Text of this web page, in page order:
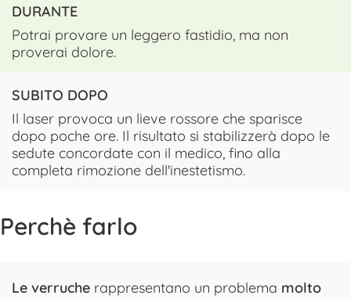
DURANTE
Potrai provare un leggero fastidio, ma non
proverai dolore.
SUBITO DOPO
Il laser provoca un lieve rossore che sparisce
dopo poche ore. Il risultato si stabilizzerà dopo le
sedute concordate con il medico, fino alla
completa rimozione dell'inestetismo.
Perchè farlo
Le verruche rappresentano un problema molto